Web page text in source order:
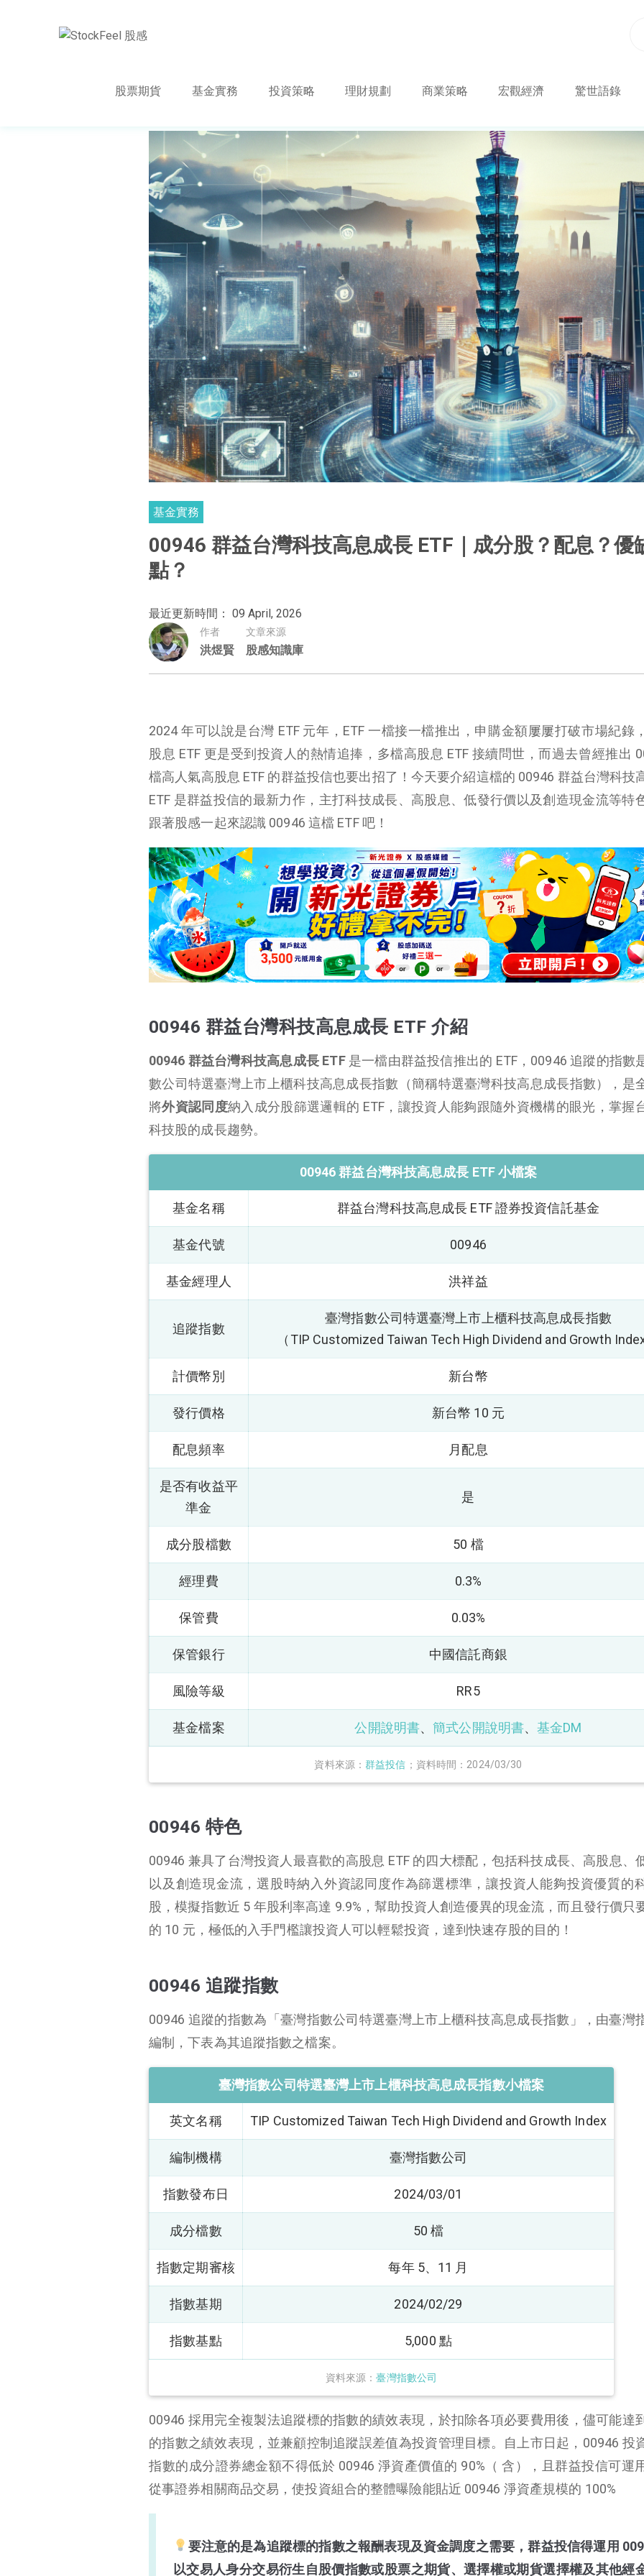
股票期貨 基金實務 投資策略 理財規劃 商業策略 宏觀經濟 驚世語錄
基金實務
00946 群益台灣科技高息成長 ETF｜成分股？配息？優
點？
最近更新時間： 09 April, 2026
作者
洪煜賢
文章來源
股感知識庫
2024 年可以說是台灣 ETF 元年，ETF 一檔接一檔推出，申購金額屢屢打破市場紀錄
股息 ETF 更是受到投資人的熱情追捧，多檔高股息 ETF 接續問世，而過去曾經推出
檔高人氣高股息 ETF 的群益投信也要出招了！今天要介紹這檔的 00946 群益台灣科技
ETF 是群益投信的最新力作，主打科技成長、高股息、低發行價以及創造現金流等特
跟著股感一起來認識 00946 這檔 ETF 吧！
00946 群益台灣科技高息成長 ETF 介紹
00946 群益台灣科技高息成長 ETF是一檔由群益投信推出的 ETF，00946 追蹤的指數
數公司特選臺灣上市上櫃科技高息成長指數（簡稱特選臺灣科技高息成長指數），是
將外資認同度納入成分股篩選邏輯的 ETF，讓投資人能夠跟隨外資機構的眼光，掌握
科技股的成長趨勢。
資料來源：群益投信 ；資料時間：2024/03/30
00946 群益台灣科技高息成長 ETF 小檔案
基金名稱 群益台灣科技高息成長 ETF 證券投資信託基金
基金代號 00946
基金經理人 洪祥益
追蹤指數
臺灣指數公司特選臺灣上市上櫃科技高息成長指數
（TIP Customized Taiwan Tech High Dividend and Growth
計價幣別 新台幣
發行價格 新台幣 10 元
配息頻率 月配息
是否有收益平
準金
是
成分股檔數 50 檔
經理費 0.3%
保管費 0.03%
保管銀行 中國信託商銀
風險等級 RR5
基金檔案 公開說明書、簡式公開說明書、基金DM
00946 特色
00946 兼具了台灣投資人最喜歡的高股息 ETF 的四大標配，包括科技成長、高股息、
以及創造現金流，選股時納入外資認同度作為篩選標準，讓投資人能夠投資優質的
股，模擬指數近 5 年股利率高達 9.9%，幫助投資人創造優異的現金流，而且發行價只
的 10 元，極低的入手門檻讓投資人可以輕鬆投資，達到快速存股的目的！
00946 追蹤指數
00946 追蹤的指數為「臺灣指數公司特選臺灣上市上櫃科技高息成長指數」，由臺灣
編制，下表為其追蹤指數之檔案。
資料來源：臺灣指數公司
臺灣指數公司特選臺灣上市上櫃科技高息成長指數小檔案
英文名稱 TIP Customized Taiwan Tech High Dividend and Growth Index
編制機構 臺灣指數公司
指數發布日 2024/03/01
成分檔數 50 檔
指數定期審核 每年 5、11 月
指數基期 2024/02/29
指數基點 5,000 點
00946 採用完全複製法追蹤標的指數的績效表現，於扣除各項必要費用後，儘可能達
的指數之績效表現，並兼顧控制追蹤誤差值為投資管理目標。自上市日起，00946 投
指數的成分證券總金額不得低於 00946 淨資產價值的 90%（ 含），且群益投信可運
從事證券相關商品交易，使投資組合的整體曝險能貼近 00946 淨資產規模的 100%
要注意的是為追蹤標的指數之報酬表現及資金調度之需要，群益投信得運用
以交易人身分交易衍生自股價指數或股票之期貨、選擇權或期貨選擇權及其他經